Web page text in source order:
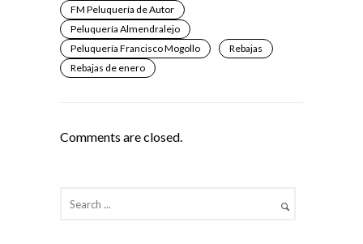
FM Peluquería de Autor
Peluquería Almendralejo
Peluquería Francisco Mogollo
Rebajas
Rebajas de enero
Comments are closed.